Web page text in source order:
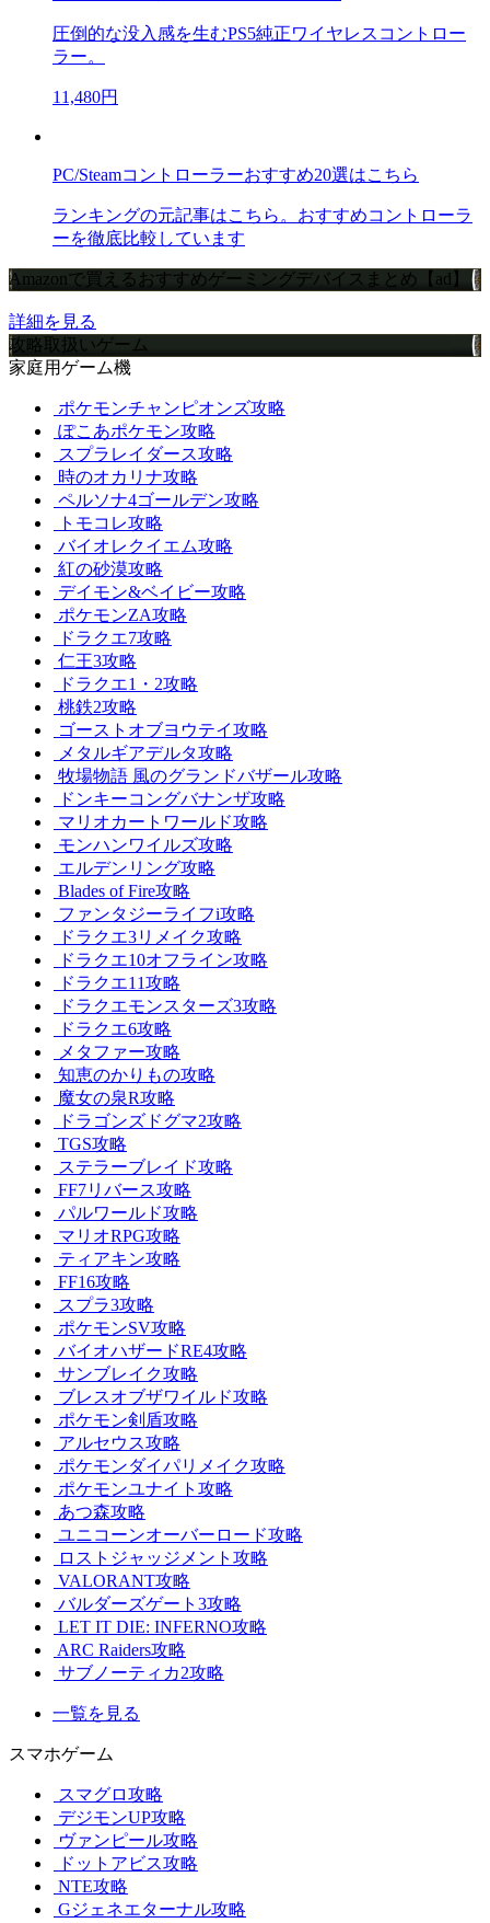
圧倒的な没入感を生むPS5純正ワイヤレスコントロー
ラー。
11,480円
PC/Steamコントローラーおすすめ20選はこちら
ランキングの元記事はこちら。おすすめコントローラ
ーを徹底比較しています
Amazonで買えるおすすめゲーミングデバイスまとめ【ad】
詳細を見る
攻略取扱いゲーム
家庭用ゲーム機
ポケモンチャンピオンズ攻略
ぽこあポケモン攻略
スプラレイダース攻略
時のオカリナ攻略
ペルソナ4ゴールデン攻略
トモコレ攻略
バイオレクイエム攻略
紅の砂漠攻略
デイモン&ベイビー攻略
ポケモンZA攻略
ドラクエ7攻略
仁王3攻略
ドラクエ1・2攻略
桃鉄2攻略
ゴーストオブヨウテイ攻略
メタルギアデルタ攻略
牧場物語 風のグランドバザール攻略
ドンキーコングバナンザ攻略
マリオカートワールド攻略
モンハンワイルズ攻略
エルデンリング攻略
Blades of Fire攻略
ファンタジーライフi攻略
ドラクエ3リメイク攻略
ドラクエ10オフライン攻略
ドラクエ11攻略
ドラクエモンスターズ3攻略
ドラクエ6攻略
メタファー攻略
知恵のかりもの攻略
魔女の泉R攻略
ドラゴンズドグマ2攻略
TGS攻略
ステラーブレイド攻略
FF7リバース攻略
パルワールド攻略
マリオRPG攻略
ティアキン攻略
FF16攻略
スプラ3攻略
ポケモンSV攻略
バイオハザードRE4攻略
サンブレイク攻略
ブレスオブザワイルド攻略
ポケモン剣盾攻略
アルセウス攻略
ポケモンダイパリメイク攻略
ポケモンユナイト攻略
あつ森攻略
ユニコーンオーバーロード攻略
ロストジャッジメント攻略
VALORANT攻略
バルダーズゲート3攻略
LET IT DIE: INFERNO攻略
ARC Raiders攻略
サブノーティカ2攻略
一覧を見る
スマホゲーム
スマグロ攻略
デジモンUP攻略
ヴァンピール攻略
ドットアビス攻略
NTE攻略
Gジェネエターナル攻略